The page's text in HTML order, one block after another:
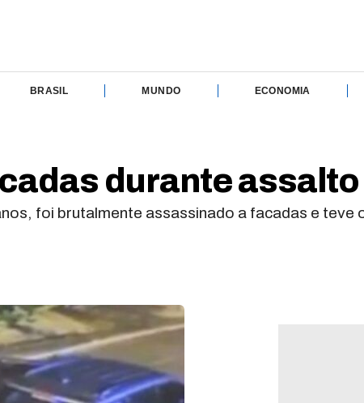
BRASIL MUNDO ECONOMIA
durante assalto
foi brutalmente assassinado a facadas e